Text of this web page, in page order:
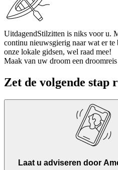
UitdagendStilzitten is niks voor u.
continu nieuwsgierig naar wat er
onze lokale gidsen, wel raad mee!
Maak van uw droom een droomreis
Zet de volgende
Laat u adviseren door